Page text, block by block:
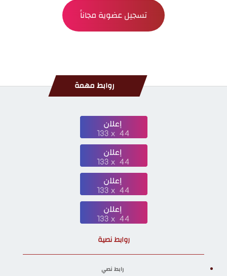
تسجيل عضوية مجاناً
روابط مهمة
روابط نصية
رابط نصي